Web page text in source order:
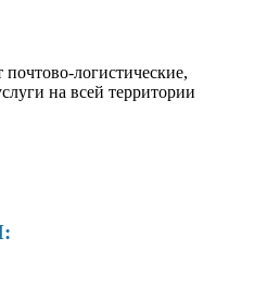
логистические,
на всей территории